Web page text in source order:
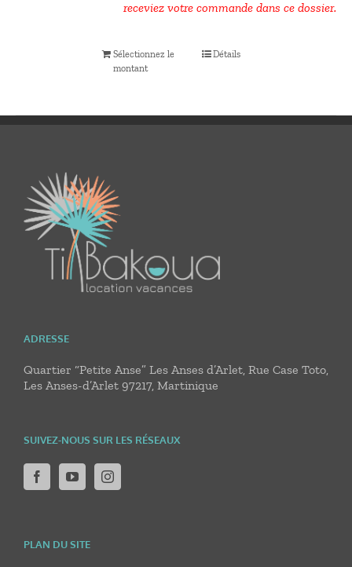
receviez votre commande dans ce dossier.
Sélectionnez le
montant
Détails
ADRESSE
Quartier “Petite Anse” Les Anses d’Arlet, Rue Case Toto,
Les Anses-d’Arlet 97217, Martinique
SUIVEZ-NOUS SUR LES RÉSEAUX
PLAN DU SITE